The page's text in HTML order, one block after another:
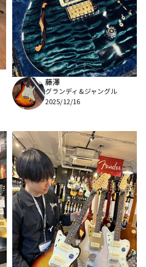
藤澤
グランディ&ジャングル
2025/12/16